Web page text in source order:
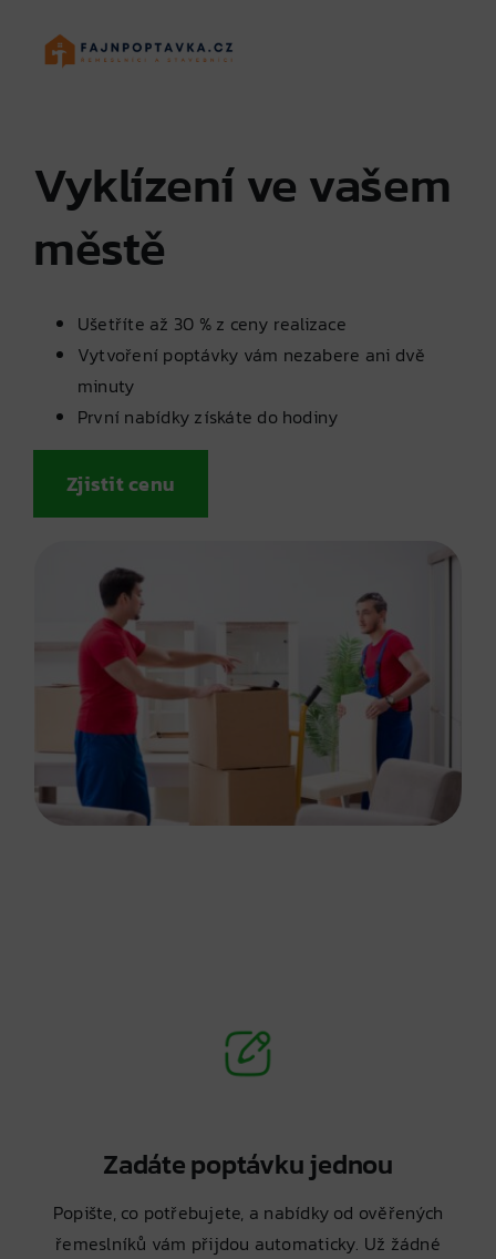
Vyklízení ve vašem
městě
Ušetříte až 30 % z ceny realizace
Vytvoření poptávky vám nezabere ani dvě
minuty
První nabídky získáte do hodiny
Zjistit cenu
Zadáte poptávku jednou
Popište, co potřebujete, a nabídky od ověřených
řemeslníků vám přijdou automaticky. Už žádné